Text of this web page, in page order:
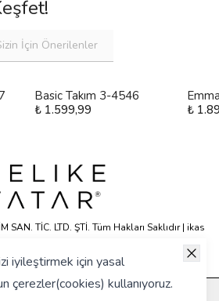
iyileştirmek için yasal
çerezler(cookies) kullanıyoruz.
İçin Önerilenler
Basic Takım 3-4546
₺ 1.599,99
₺
SAN. TİC. LTD. ŞTİ. Tüm Hakları Saklıdır | ikas